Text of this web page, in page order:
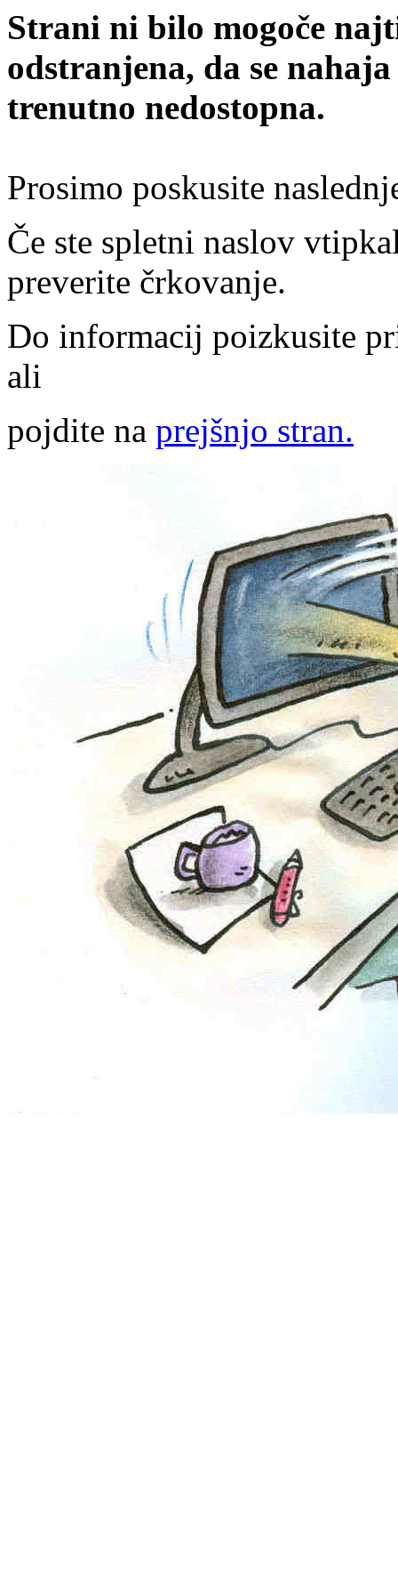
Strani ni bilo mogoče
odstranjena, da se
trenutno nedostopna.
Prosimo poskusite
Če ste spletni naslov
preverite črkovanje.
Do informacij poizkusite
ali
pojdite na prejšnjo stran.